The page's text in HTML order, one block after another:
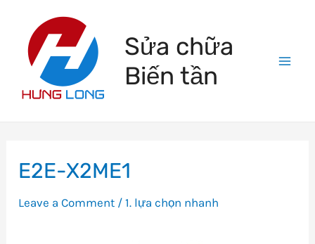
content
Sửa chữa
Biến tần
E2E-X2ME1
Leave a Comment /1. lựa chọn nhanh